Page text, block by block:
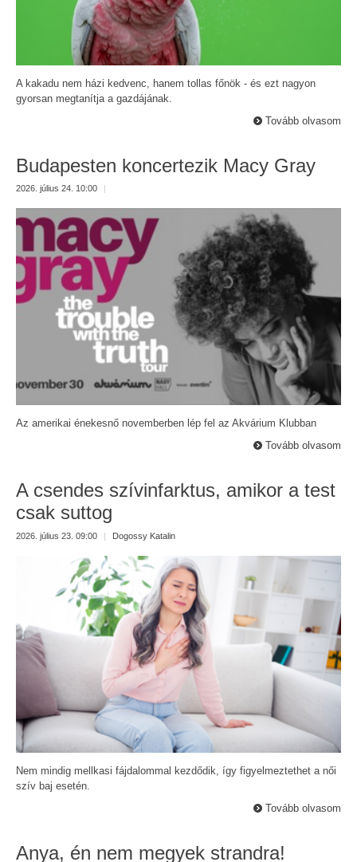
A kakadu nem házi kedvenc, hanem tollas főnök - és ezt nagyon
gyorsan megtanítja a gazdájának.
Tovább olvasom
Budapesten koncertezik Macy Gray
2026. július 24. 10:00 |
Az amerikai énekesnő novemberben lép fel az Akvárium Klubban
Tovább olvasom
A csendes szívinfarktus, amikor a test
csak suttog
2026. július 23. 09:00 | Dogossy Katalin
Nem mindig mellkasi fájdalommal kezdődik, így figyelmeztethet a női
szív baj esetén.
Tovább olvasom
Anya, én nem megyek strandra!